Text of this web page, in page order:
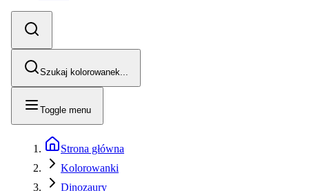
Szukaj kolorowanek...
Toggle menu
Strona główna
Kolorowanki
Dinozaury